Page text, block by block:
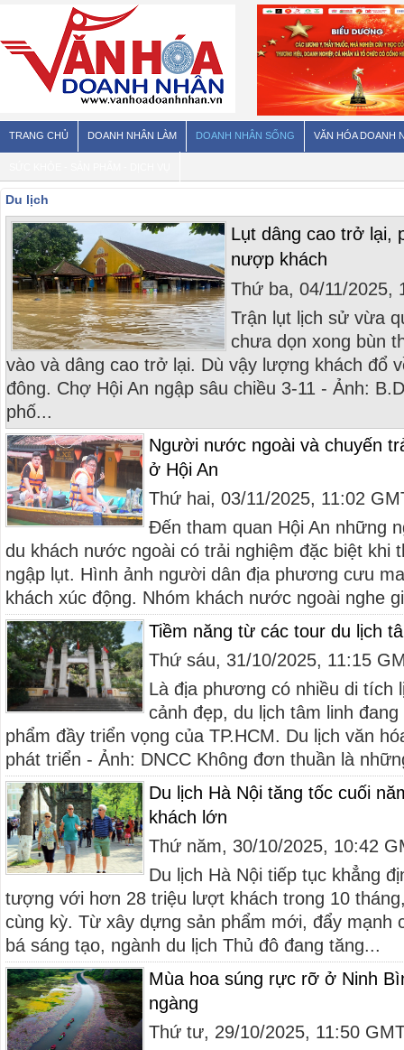
TRANG CHỦ DOANH NHÂN LÀM DOANH NHÂN SỐNG VĂN HÓA DOANH
Du lịch
Lụt dâng cao trở lại,
nượp khách
Thứ ba, 04/11/2025,
Trận lụt lịch sử vừa
chưa dọn xong bùn
vào và dâng cao trở lại. Dù vậy lượng khách đổ
đông. Chợ Hội An ngập sâu chiều 3-11 - Ảnh:
phố...
Người nước ngoài và chuyến
ở Hội An
Thứ hai, 03/11/2025, 11:02
Đến tham quan Hội An những
du khách nước ngoài có trải nghiệm đặc biệt khi
ngập lụt. Hình ảnh người dân địa phương cưu
khách xúc động. Nhóm khách nước ngoài nghe
Tiềm năng từ các tour du lịch
Thứ sáu, 31/10/2025, 11:15
Là địa phương có nhiều di tích
cảnh đẹp, du lịch tâm linh
phẩm đầy triển vọng của TP.HCM. Du lịch văn
phát triển - Ảnh: DNCC Không đơn thuần là
Du lịch Hà Nội tăng tốc cuối
khách lớn
Thứ năm, 30/10/2025, 10:42
Du lịch Hà Nội tiếp tục khẳng
tượng với hơn 28 triệu lượt khách trong 10
cùng kỳ. Từ xây dựng sản phẩm mới, đẩy mạnh
bá sáng tạo, ngành du lịch Thủ đô đang tăng...
Mùa hoa súng rực rỡ ở Ninh
ngàng
Thứ tư, 29/10/2025, 11:50